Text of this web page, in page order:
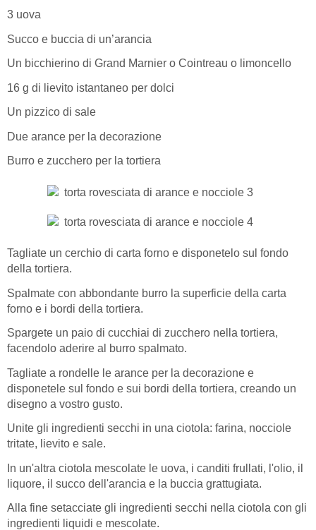
3 uova
Succo e buccia di un’arancia
Un bicchierino di Grand Marnier o Cointreau o limoncello
16 g di lievito istantaneo per dolci
Un pizzico di sale
Due arance per la decorazione
Burro e zucchero per la tortiera
Tagliate un cerchio di carta forno e disponetelo sul fondo
della tortiera.
Spalmate con abbondante burro la superficie della carta
forno e i bordi della tortiera.
Spargete un paio di cucchiai di zucchero nella tortiera,
facendolo aderire al burro spalmato.
Tagliate a rondelle le arance per la decorazione e
disponetele sul fondo e sui bordi della tortiera, creando un
disegno a vostro gusto.
Unite gli ingredienti secchi in una ciotola: farina, nocciole
tritate, lievito e sale.
In un'altra ciotola mescolate le uova, i canditi frullati, l'olio, il
liquore, il succo dell'arancia e la buccia grattugiata.
Alla fine setacciate gli ingredienti secchi nella ciotola con gli
ingredienti liquidi e mescolate.